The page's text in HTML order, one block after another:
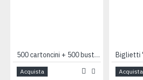
500 cartoncini + 500 buste auguri expo mix
Acquista Acquista